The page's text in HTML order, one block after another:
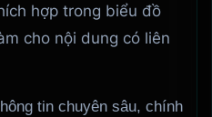
hợp trong biểu đồ
cho nội dung có liên
tin chuyên sâu, chính